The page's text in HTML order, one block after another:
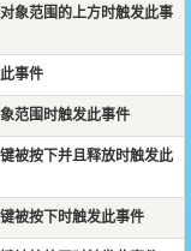
象范围的上方时触发此事
事件
范围时触发此事件
被按下并且释放时触发此
被按下时触发此事件